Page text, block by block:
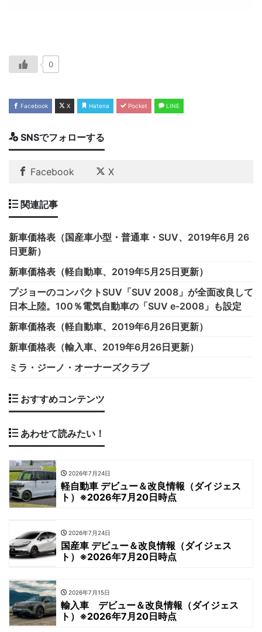
0
Facebook X Hatena Pocket LINE
SNSでフォローする
Facebook X
関連記事
新車価格表（国産車小型・普通車・SUV、2019年6月 26
日更新）
新車価格表（軽自動車、2019年5月25日更新）
プジョーのコンパクトSUV「SUV 2008」が全面改良して
日本上陸。100％電気自動車の「SUV e-2008」も設定
新車価格表（軽自動車、2019年6月26日更新）
新車価格表（輸入車、2019年6月26日更新）
ミラ・ジーノ・オーナーズクラブ
おすすめコンテンツ
あわせて読みたい！
2026年7月24日
軽自動車 デビュー＆改良情報（ダイジェス
ト）※2026年7月20日時点
2026年7月24日
国産車 デビュー＆改良情報（ダイジェス
ト）※2026年7月20日時点
2026年7月15日
輸入車 デビュー＆改良情報（ダイジェス
ト）※2026年7月20日時点